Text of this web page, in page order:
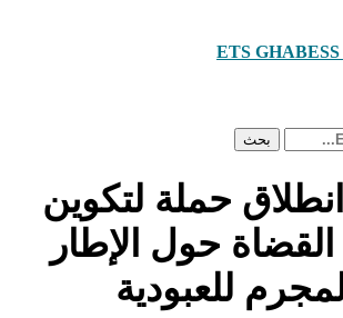
بحث
:انطلاق حملة لتكوين
حول الإطار
للعبودية